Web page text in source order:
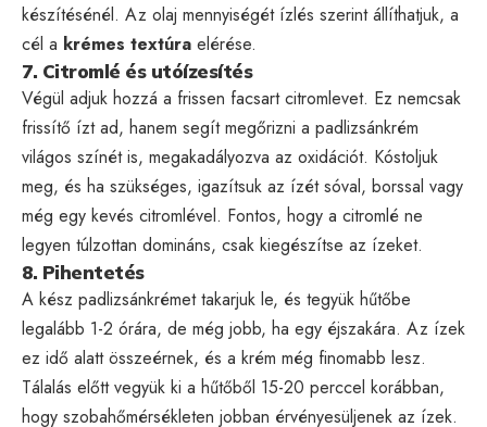
készítésénél. Az olaj mennyiségét ízlés szerint állíthatjuk, a
cél a krémes textúra elérése.
7. Citromlé és utóízesítés
Végül adjuk hozzá a frissen facsart citromlevet. Ez nemcsak
frissítő ízt ad, hanem segít megőrizni a padlizsánkrém
világos színét is, megakadályozva az oxidációt. Kóstoljuk
meg, és ha szükséges, igazítsuk az ízét sóval, borssal vagy
még egy kevés citromlével. Fontos, hogy a citromlé ne
legyen túlzottan domináns, csak kiegészítse az ízeket.
8. Pihentetés
A kész padlizsánkrémet takarjuk le, és tegyük hűtőbe
legalább 1-2 órára, de még jobb, ha egy éjszakára. Az ízek
ez idő alatt összeérnek, és a krém még finomabb lesz.
Tálalás előtt vegyük ki a hűtőből 15-20 perccel korábban,
hogy szobahőmérsékleten jobban érvényesüljenek az ízek.